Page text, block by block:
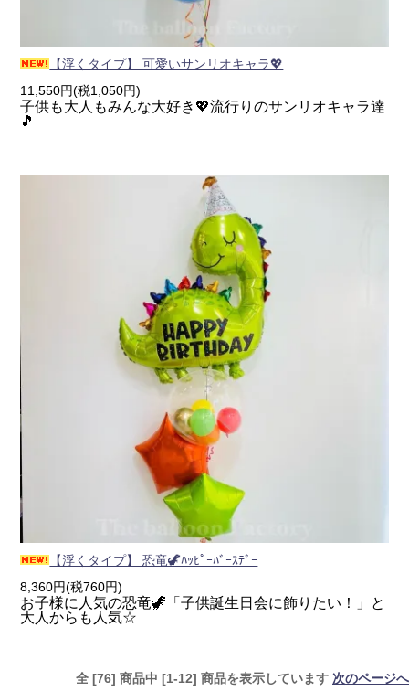
【浮くタイプ】 可愛いサンリオキャラ💖
11,550円(税1,050円)
子供も大人もみんな大好き💖流行りのサンリオキャラ達
🎵
【浮くタイプ】 恐竜🦖ﾊｯﾋﾟｰﾊﾞｰｽﾃﾞｰ
8,360円(税760円)
お子様に人気の恐竜🦖「子供誕生日会に飾りたい！」と
大人からも人気☆
全 [76] 商品中 [1-12] 商品を表示しています 次のページへ